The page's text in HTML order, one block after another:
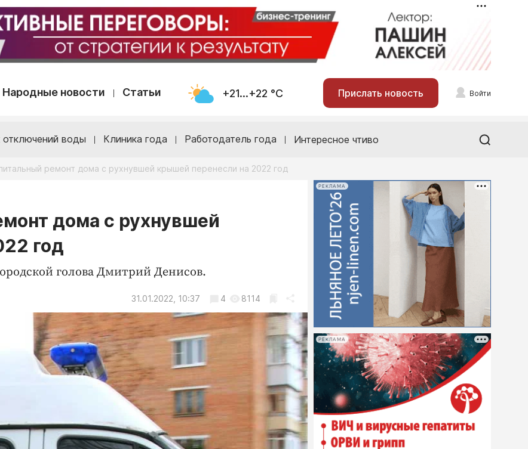
Народные новости Статьи +21...+22 °С Прислать новость Войти
отключений воды Клиника года Работодатель года Интересное чтиво
ремонт дома с рухнувшей крышей перенесли на 2022 год
дома с рухнувшей
год
голова Дмитрий Денисов.
31.01.2022, 10:37 4 8114
РЕКЛАМА
РЕКЛАМА